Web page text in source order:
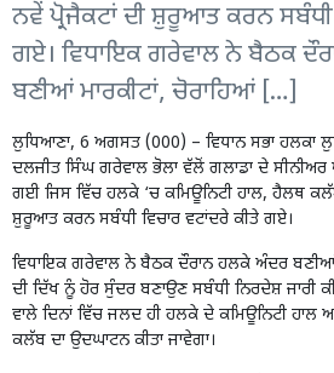
ਨਵੇਂ ਪ੍ਰੋਜੈਕਟਾਂ ਦੀ ਸ਼ੁਰੂਆਤ ਕਰਨ ਸਬੰਧੀ
ਗਏ। ਵਿਧਾਇਕ ਗਰੇਵਾਲ ਨੇ ਬੈਠਕ
ਬਣੀਆਂ ਮਾਰਕੀਟਾਂ, ਚੋਰਾਹਿਆਂ […]
ਲੁਧਿਆਣਾ, 6 ਅਗਸਤ (000) – ਵਿਧਾਨ ਸਭਾ ਹਲਕਾ
ਦਲਜੀਤ ਸਿੰਘ ਗਰੇਵਾਲ ਭੋਲਾ ਵੱਲੋਂ ਗਲਾਡਾ ਦੇ ਸੀਨੀਅਰ
ਗਈ ਜਿਸ ਵਿੱਚ ਹਲਕੇ ‘ਚ ਕਮਿਊਨਿਟੀ ਹਾਲ, ਹੈਲਥ
ਸ਼ੁਰੂਆਤ ਕਰਨ ਸਬੰਧੀ ਵਿਚਾਰ ਵਟਾਂਦਰੇ ਕੀਤੇ ਗਏ।
ਵਿਧਾਇਕ ਗਰੇਵਾਲ ਨੇ ਬੈਠਕ ਦੌਰਾਨ ਹਲਕੇ ਅੰਦਰ ਬਣੀਆਂ
ਦੀ ਦਿੱਖ ਨੂੰ ਹੋਰ ਸੁੰਦਰ ਬਣਾਉਣ ਸਬੰਧੀ ਨਿਰਦੇਸ਼ ਜਾਰੀ
ਵਾਲੇ ਦਿਨਾਂ ਵਿੱਚ ਜਲਦ ਹੀ ਹਲਕੇ ਦੇ ਕਮਿਊਨਿਟੀ
ਕਲੱਬ ਦਾ ਉਦਘਾਟਨ ਕੀਤਾ ਜਾਵੇਗਾ।